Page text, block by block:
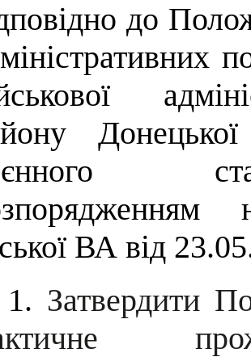
до
ВА від
1. Затвердити